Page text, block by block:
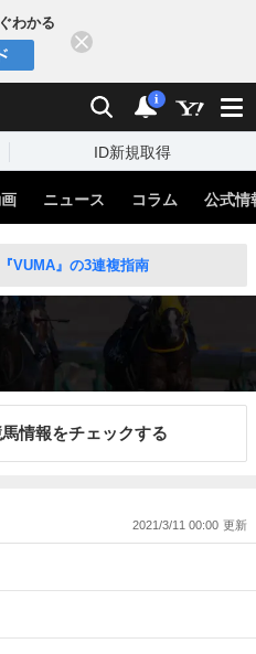
わかる
検索 通知
i
ID新規取得
ニュース コラム 公式情
VUMA』の3連複指南
情報をチェックする
2021/3/11 00:00